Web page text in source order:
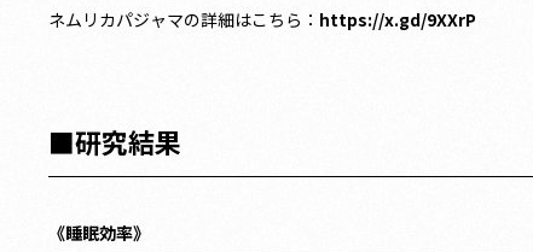
ネムリカパジャマの詳細はこちら： https://x.gd/9XXrP
■研究結果
《睡眠効率》